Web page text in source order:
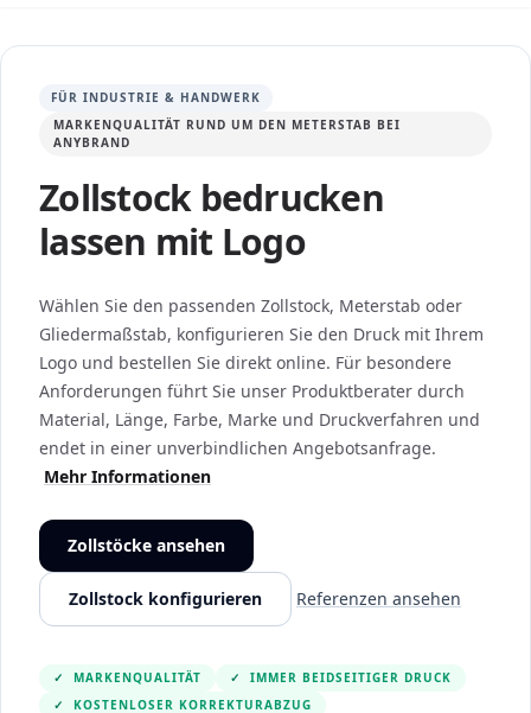
FÜR INDUSTRIE & HANDWERK
MARKENQUALITÄT RUND UM DEN METERSTAB BEI
ANYBRAND
Zollstock bedrucken
lassen mit Logo
Wählen Sie den passenden Zollstock, Meterstab oder
Gliedermaßstab, konfigurieren Sie den Druck mit Ihrem
Logo und bestellen Sie direkt online. Für besondere
Anforderungen führt Sie unser Produktberater durch
Material, Länge, Farbe, Marke und Druckverfahren und
endet in einer unverbindlichen Angebotsanfrage.
Mehr Informationen
Zollstöcke ansehen
Zollstock konfigurieren Referenzen ansehen
✓ MARKENQUALITÄT ✓
IMMER BEIDSEITIGER DRUCK
✓
KOSTENLOSER KORREKTURABZUG